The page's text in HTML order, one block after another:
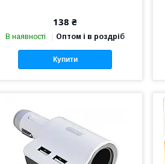
138 ₴
В наявності Оптом і в роздріб
Купити